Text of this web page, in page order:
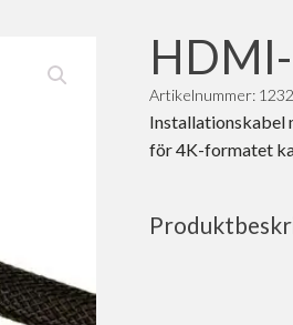
Artikelnummer:
Installationskabel
för 4K-formatet